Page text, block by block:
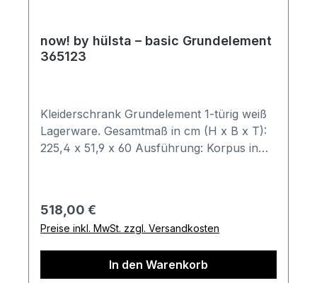
now! by hülsta – basic Grundelement
365123
Kleiderschrank Grundelement 1-türig weiß
Lagerware. Gesamtmaß in cm (H x B x T):
225,4 x 51,9 x 60 Ausführung: Korpus in
Einlegeboden und 1 Kleiderstange
Türanschlag rechts (Artikel-Nr. 365123)
Bestell-Informationen: Im Anschluss an
Ihren Bestellvorgang wird sich unser
Regulärer Preis:
518,00 €
Preise inkl. MwSt. zzgl. Versandkosten
In den Warenkorb